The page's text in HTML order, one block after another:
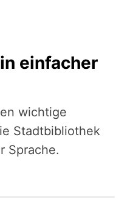
einfacher
wichtige
Stadtbibliothek
Sprache.